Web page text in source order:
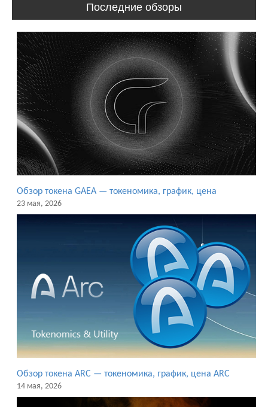
Последние обзоры
Обзор токена GAEA — токеномика, график, цена
23 мая, 2026
Обзор токена ARC — токеномика, график, цена ARC
14 мая, 2026